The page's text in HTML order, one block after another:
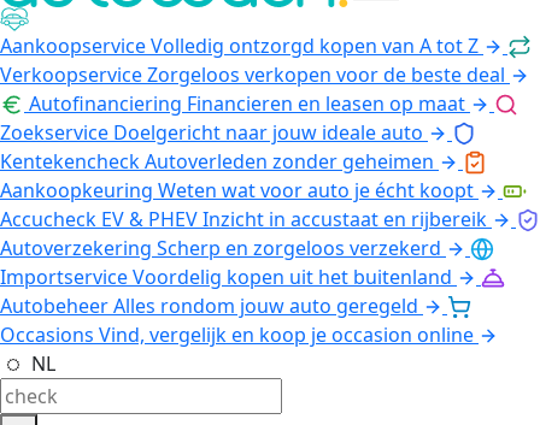
AankoopserviceVolledig ontzorgd kopen van A tot Z
VerkoopserviceZorgeloos verkopen voor de beste deal
Autofinanciering Financieren en leasen op maat
Zoekservice Doelgericht naar jouw ideale auto
KentekencheckAutoverleden zonder geheimen
Aankoopkeuring Weten wat voor auto je écht koopt
Accucheck EV & PHEVInzicht in accustaat en rijbereik
Autoverzekering Scherp en zorgeloos verzekerd
ImportserviceVoordelig kopen uit het buitenland
AutobeheerAlles rondom jouw auto geregeld
Occasions Vind, vergelijk en koop je occasion online
NL